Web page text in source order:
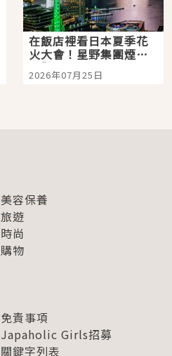
在飯店裡看日本夏季花
火大會！星野集團煙火
景觀飯店6選，讓你不用
人擠人悠閒欣賞
2026年07月25日
美容保養
旅遊
時尚
購物
免責事項
Japaholic Girls招募
關鍵字列表